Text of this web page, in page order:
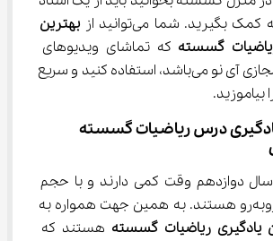
بگیرید. شما می‌توانید از
بهترین
گسسته
که تماشا‌ی ویدیوهای
آموزشی مدرسه مجازی آی نو می‌باشد، استفاده کنید و سریع
درس ریاضیات گسسته
در سال دوازدهم وقت کمی دارند و با حجم
زیادی از مطالب روبه‌رو هستند. به همین جهت همواره به
ریاضیات گسسته هستند که